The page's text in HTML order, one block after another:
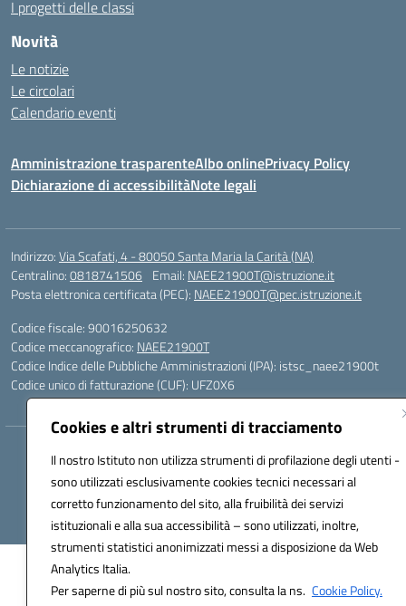
Cookies e altri strumenti di tracciamento
Il nostro Istituto non utilizza strumenti di profilazione degli utenti -
sono utilizzati esclusivamente cookies tecnici necessari al
corretto funzionamento del sito, alla fruibilità dei servizi
istituzionali e alla sua accessibilità – sono utilizzati, inoltre,
strumenti statistici anonimizzati messi a disposizione da Web
Analytics Italia.
Per saperne di più sul nostro sito, consulta la ns. Cookie Policy.
I progetti delle classi
Novità
Le notizie
Le circolari
Calendario eventi
Amministrazione trasparenteAlbo onlinePrivacy Policy
Dichiarazione di accessibilitàNote legali
Indirizzo:Via Scafati, 4 - 80050 Santa Maria la Carità (NA)
Centralino:0818741506 Email: NAEE21900T@istruzione.it
Posta elettronica certificata (PEC): NAEE21900T@pec.istruzione.it
Codice fiscale: 90016250632
Codice meccanografico: NAEE21900T
Codice Indice delle Pubbliche Amministrazioni (IPA): istsc_naee21900t
Codice unico di fatturazione (CUF): UFZ0X6
Hosting & Powered by 3D Solution S.r.l.
Concept & Design by Designers Italia